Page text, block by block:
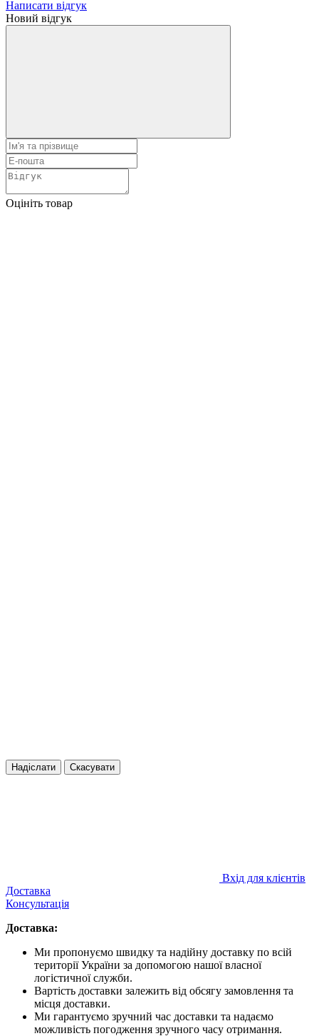
Написати відгук
Новий відгук
Оцініть товар
Надіслати Скасувати
Вхід для клієнтів
Доставка
Консультація
Доставка:
Ми пропонуємо швидку та надійну доставку по всій
території України за допомогою нашої власної
логістичної служби.
Вартість доставки залежить від обсягу замовлення та
місця доставки.
Ми гарантуємо зручний час доставки та надаємо
можливість погодження зручного часу отримання.